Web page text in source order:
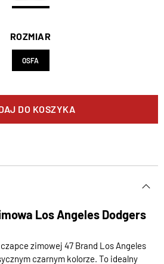
ROZMIAR
OSFA
DO KOSZYKA
Los Angeles Dodgers
zimowej 47 Brand Los Angeles
czarnym kolorze. To idealny